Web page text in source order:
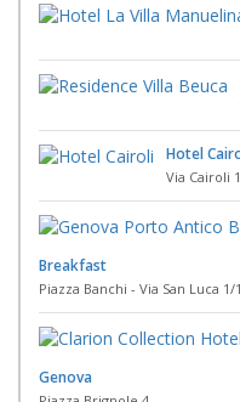
Hotel
Via Cairoli
Breakfast
Piazza Banchi - Via San Luca 1/
Genova